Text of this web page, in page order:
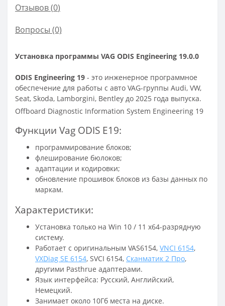
Отзывов (0)
Вопросы (0)
Установка программы VAG ODIS Engineering 19.0.0
ODIS Engineering 19 - это инженерное программное
обеспечение для работы с авто VAG-группы Audi, VW,
Seat, Skoda, Lamborgini, Bentley до 2025 года выпуска.
Offboard Diagnostic Information System Engineering 19
Функции Vag ODIS E19:
программирование блоков;
флеширование бюлоков;
адаптации и кодировки;
обновление прошивок блоков из базы данных по
маркам.
Характеристики:
Установка только на Win 10 / 11 x64-разрядную
систему.
Работает с оригинальным VAS6154, VNCI 6154,
VXDiag SE 6154, SVCI 6154, Сканматик 2 Про,
другими Pasthrue адаптерами.
Язык интерфейса: Русский, Английский,
Немецкий.
Занимает около 10Гб места на диске.